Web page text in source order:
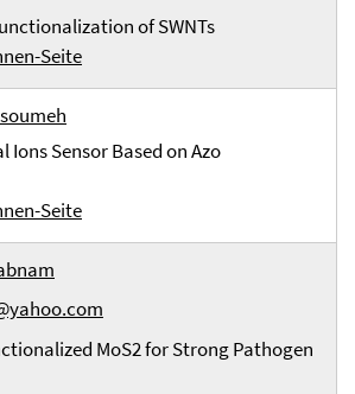
of SWNTs
Seite
Ions Sensor Based on Azo
Seite
MoS2 for Strong Pathogen